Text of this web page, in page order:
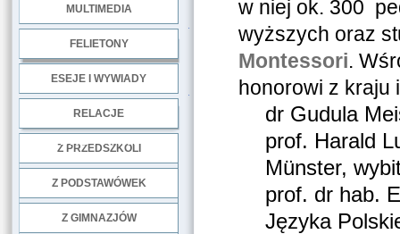
MULTIMEDIA
FELIETONY
ESEJE I WYWIADY
RELACJE
Z PRZEDSZKOLI
Z PODSTAWÓWEK
Z GIMNAZJÓW
w niej ok. 300
wyższych oraz
Montessori.
honorowi z kraju
dr Gudula
prof. Harald
Münster,
prof. dr hab.
Języka